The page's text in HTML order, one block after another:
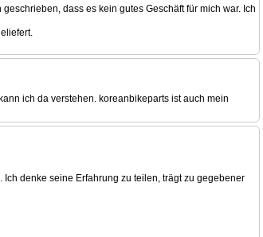
dass es kein gutes Geschäft für mich war. Ich
ich da verstehen. koreanbikeparts ist auch mein
denke seine Erfahrung zu teilen, trägt zu gegebener